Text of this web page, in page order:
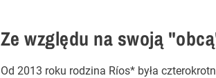
Ze względu na swoją
Od 2013 roku rodzina Ríos* była